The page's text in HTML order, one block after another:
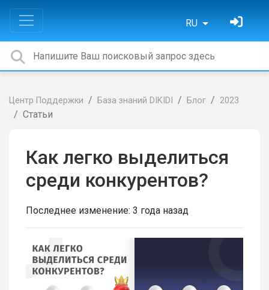
RU
Центр Поддержки База знаний DIKIDI Блог 2023
Статьи
Как легко выделиться
среди конкурентов?
Последнее изменение: 3 года назад